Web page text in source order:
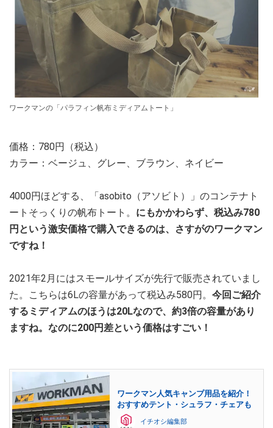
ワークマンの「パラフィン帆布ミディアムトート」
価格：780円（税込）
カラー：ベージュ、グレー、ブラウン、ネイビー
4000円ほどする、「asobito（アソビト）」のコンテナト
ートそっくりの帆布トート。 にもかかわらず、税込み780
円という激安価格で購入できるのは、さすがのワークマン
ですね！
2021年2月にはスモールサイズが先行で販売されていまし
た。こちらは6Lの容量があって税込み580円。 今回ご紹介
するミディアムのほうは20Lなので、約3倍の容量があり
ますね。なのに200円差という価格はすごい！
ワークマン人気キャンプ用品を紹介！
おすすめテント・シュラフ・チェアも
イチオシ編集部